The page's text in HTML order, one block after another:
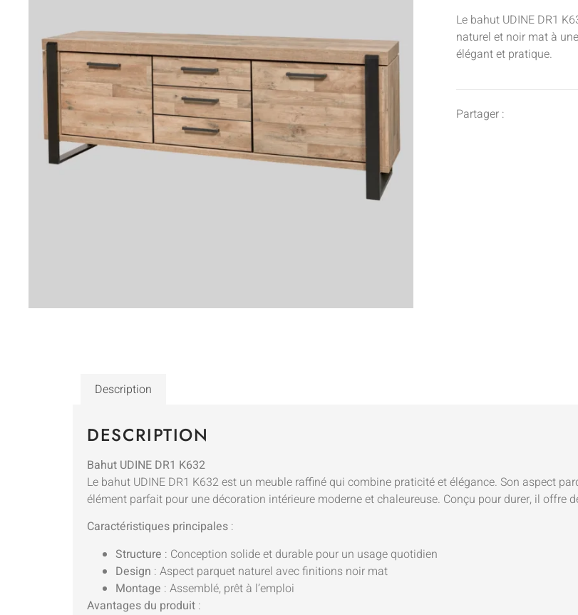
Le bahut UDINE DR1
naturel et noir mat à
élégant et pratique.
Partager :
Description
DESCRIPTION
Bahut UDINE DR1 K632
Le bahut UDINE DR1 K632 est un meuble raffiné qui combine praticité et élégance. Son aspect
élément parfait pour une décoration intérieure moderne et chaleureuse. Conçu pour durer, il offre
Caractéristiques principales :
Structure : Conception solide et durable pour un usage quotidien
Design : Aspect parquet naturel avec finitions noir mat
Montage : Assemblé, prêt à l’emploi
Avantages du produit :